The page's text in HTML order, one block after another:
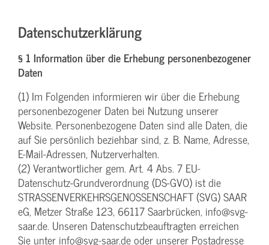
Datenschutzerklärung
§ 1 Information über die Erhebung personenbezogener
Daten
(1) Im Folgenden informieren wir über die Erhebung
personenbezogener Daten bei Nutzung unserer
Website. Personenbezogene Daten sind alle Daten, die
auf Sie persönlich beziehbar sind, z. B. Name, Adresse,
E-Mail-Adressen, Nutzerverhalten.
(2) Verantwortlicher gem. Art. 4 Abs. 7 EU-
Datenschutz-Grundverordnung (DS-GVO) ist die
STRASSENVERKEHRSGENOSSENSCHAFT (SVG) SAAR
eG, Metzer Straße 123, 66117 Saarbrücken, info@svg-
saar.de. Unseren Datenschutzbeauftragten erreichen
Sie unter info@svg-saar.deoder unserer Postadresse